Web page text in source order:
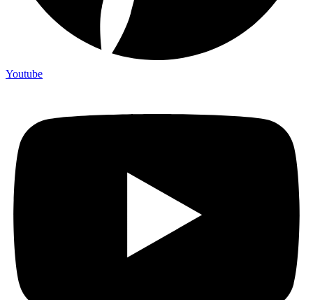
Youtube